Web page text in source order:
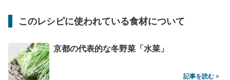
このレシピに使われている食材について
京都の代表的な冬野菜「水菜」
記事を読む >